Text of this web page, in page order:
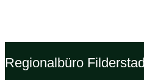
Regionalbüro